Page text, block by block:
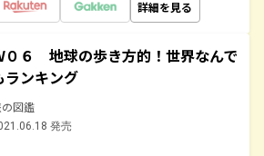
詳細を見る
０６ 地球の歩き方的！世界なんで
ランキング
図鑑
発売